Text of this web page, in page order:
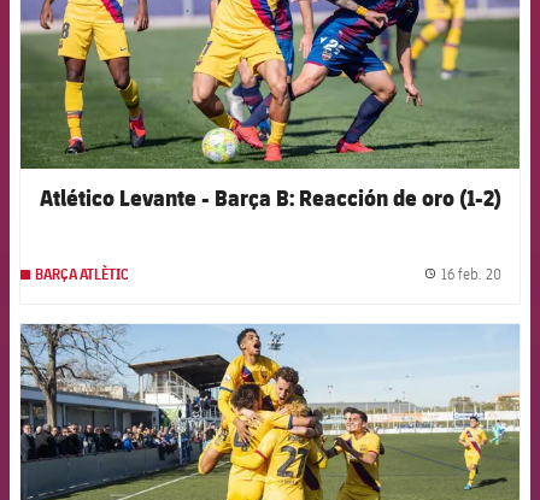
Atlético Levante - Barça B: Reacción de oro (1-2)
BARÇA ATLÈTIC 16 feb. 20
FCB Barcelona badge